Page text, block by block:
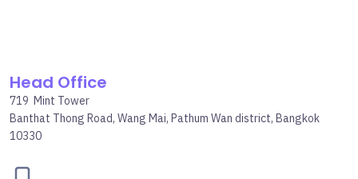
Head Office
719 Mint Tower
Banthat Thong Road, Wang Mai, Pathum Wan district, Bangkok
10330